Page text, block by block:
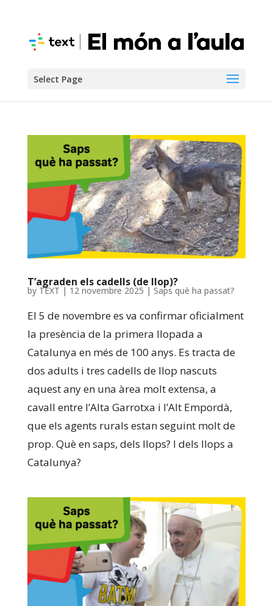
Select Page
T’agraden els cadells (de llop)?
by TEXT | 12 novembre 2025 | Saps què ha passat?
El 5 de novembre es va confirmar oficialment
la presència de la primera llopada a
Catalunya en més de 100 anys. Es tracta de
dos adults i tres cadells de llop nascuts
aquest any en una àrea molt extensa, a
cavall entre l’Alta Garrotxa i l’Alt Empordà,
que els agents rurals estan seguint molt de
prop. Què en saps, dels llops? I dels llops a
Catalunya?